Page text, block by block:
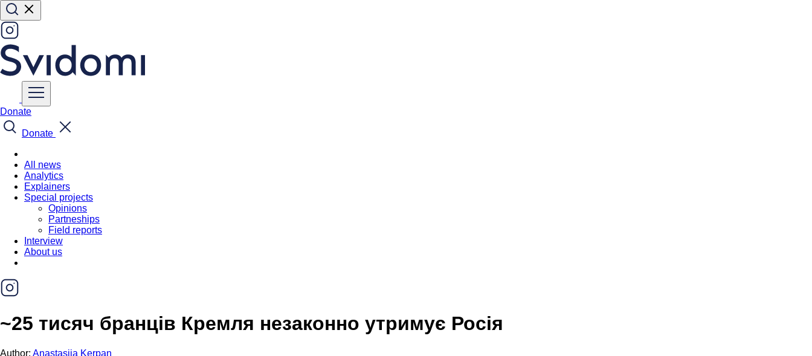
Donate
Donate
All news
Analytics
Explainers
Special projects
Opinions
Partneships
Field reports
Interview
About us
~25 тисяч бранців Кремля незаконно утримує Росія
Author: Anastasiia Kerpan